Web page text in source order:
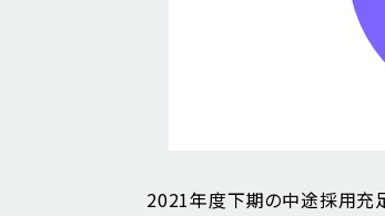
2021年度下期の中途採用充